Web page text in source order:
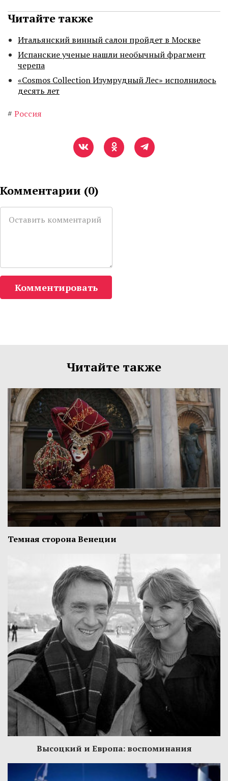
Читайте также
Итальянский винный салон пройдет в Москве
Испанские ученые нашли необычный фрагмент
черепа
«Cosmos Collection Изумрудный Лес» исполнилось
десять лет
# Россия
Комментарии (0)
Комментировать
Читайте также
Темная сторона Венеции
Высоцкий и Европа: воспоминания